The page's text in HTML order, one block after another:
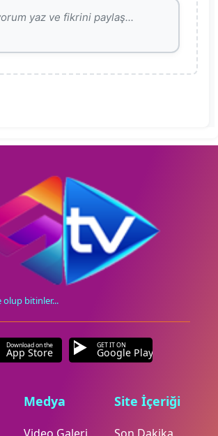
olup bitinler...
Download on the
App Store
GET IT ON
Google Play
Medya Site İçeriği